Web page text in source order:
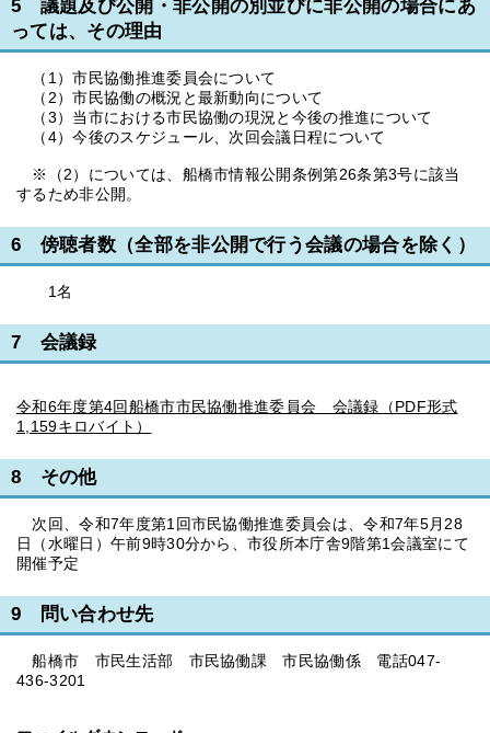
5 議題及び公開・非公開の別並びに非公開の場合にあ
っては、その理由
（1）市民協働推進委員会について
（2）市民協働の概況と最新動向について
（3）当市における市民協働の現況と今後の推進について
（4）今後のスケジュール、次回会議日程について
※（2）については、船橋市情報公開条例第26条第3号に該当
するため非公開。
6 傍聴者数（全部を非公開で行う会議の場合を除く）
1名
7 会議録
令和6年度第4回船橋市市民協働推進委員会 会議録（PDF形式
1,159キロバイト）
8 その他
次回、令和7年度第1回市民協働推進委員会は、令和7年5月28
日（水曜日）午前9時30分から、市役所本庁舎9階第1会議室にて
開催予定
9 問い合わせ先
船橋市 市民生活部 市民協働課 市民協働係 電話047-
436-3201